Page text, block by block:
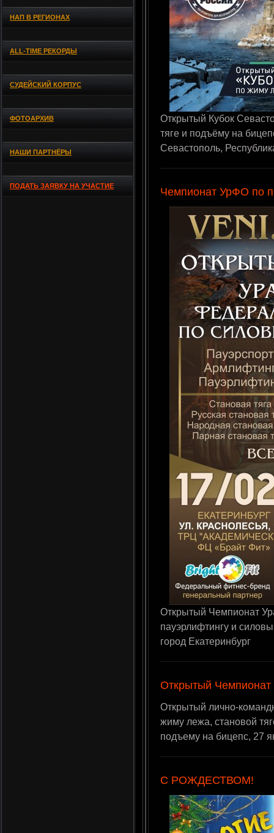
НАП В РЕГИОНАХ
ALL-TIME РЕКОРДЫ
СУДЕЙСКИЙ КОРПУС
ФОТОАРХИВ
НАШИ ПАРТНЁРЫ
ПОДАТЬ ЗАЯВКУ НА УЧАСТИЕ
Открытый Кубок
тяге и подъёму на
Севастополь,
Чемпионат УрФО по
Открытый Чемпионат
пауэрлифтингу и
город Екатеринбург
Открытый Чемпионат
Открытый лично-
жиму лежа, становой
подъему на бицепс, 27
С РОЖДЕСТВОМ!